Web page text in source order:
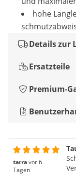
hohe
Details zur
Ersatzteile
Premium-
tarravor 6
Tagen